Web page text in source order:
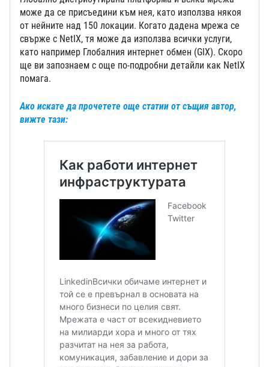
може да се присъедини към нея, като използва някоя
от нейните над 150 локации. Когато дадена мрежа се
свърже с NetIX, тя може да използва всички услуги,
като например Глобалния интернет обмен (GIX). Скоро
ще ви запознаем с още по-подробни детайли как NetIX
помага.
Ако искате да прочетете още статии от същия автор,
вижте тази: